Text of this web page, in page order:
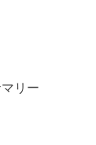
リー